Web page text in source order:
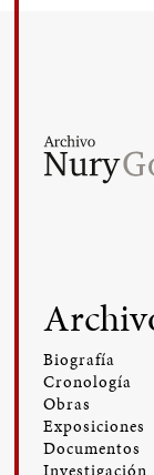
Biografía
Cronología
Obras
Exposiciones
Documentos